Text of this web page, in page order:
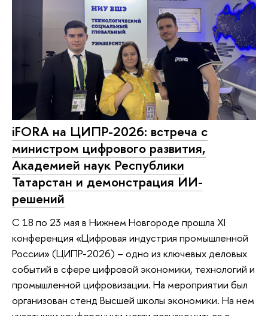
iFORA на ЦИПР-2026: встреча с
министром цифрового развития,
Академией наук Республики
Татарстан и демонстрация ИИ-
решений
С 18 по 23 мая в Нижнем Новгороде прошла XI
конференция «Цифровая индустрия промышленной
России» (ЦИПР-2026) – одно из ключевых деловых
событий в сфере цифровой экономики, технологий и
промышленной цифровизации. На мероприятии был
организован стенд Высшей школы экономики. На нем